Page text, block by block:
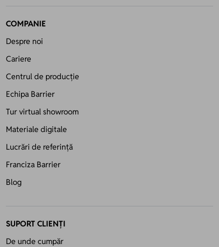
COMPANIE
Despre noi
Cariere
Centrul de producție
Echipa Barrier
Tur virtual showroom
Materiale digitale
Lucrări de referință
Franciza Barrier
Blog
SUPORT CLIENȚI
De unde cumpăr